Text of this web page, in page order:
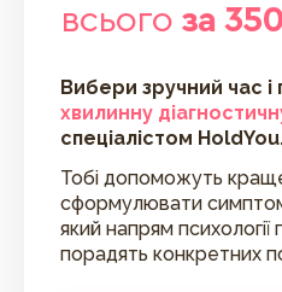
всього за
Вибери зручний час і
хвилинну
спеціалістом
Тобі допоможуть
сформулювати
який напрям
порадять конкретних